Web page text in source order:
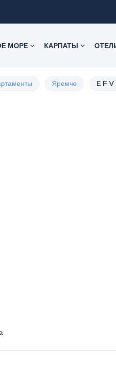
МОРЕ КАРПАТЫ
Яремче E F V